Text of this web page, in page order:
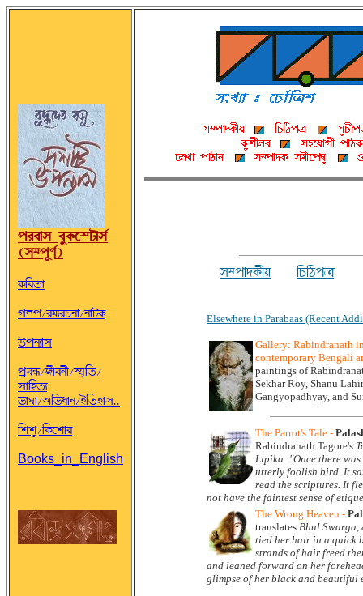
ÞÌcÉ® c¨@ØÀmvÉ®»
(®²ÞkH»)
@ØAc©É
w\Þ/ÌTFÌOSÉ/SÉv@Ø
´ÞSFÉ®
Þþc^Î/BfcSf/mëpA©/
®ÉAö©F
gÉKÉ/~AgoÉS/qA©öÉ®..
Arr¨/A@ØÀrÉÌ
Books_in_English
®²ÞÉ°@ØfÝ AOAiÞn
Elsewhere in Parabaas (Recent
Gallery: Rabindranath
contemporary Bengali
paintings of
Sekhar Roy, Shanu
Gangyopadhyay, and
The Parrot's Tale -
Rabindranath Tagore's
Lipika: "Once there
utterly foolish bird. It
read the scriptures. It
not have the faintest sense of
The Wrong Heaven -
translates Bhul Swarga,
tied her hair in a quick
strands of hair freed
and leaned forward on her
glimpse of her black and beautiful